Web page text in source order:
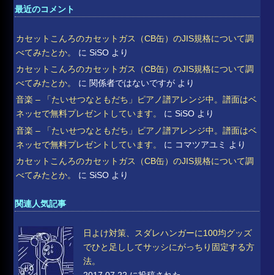
最近のコメント
カセットこんろのカセットガス（CB缶）のJIS規格について調
べてみたとか。
にSiSO より
カセットこんろのカセットガス（CB缶）のJIS規格について調
べてみたとか。
に 関係者ではないですが より
音楽 – 「たいせつなともだち」ピアノ譜アレンジ中。譜面はベ
ネッセで無料プレゼントしています。
にSiSO より
音楽 – 「たいせつなともだち」ピアノ譜アレンジ中。譜面はベ
ネッセで無料プレゼントしています。
に コマツアユミ
より
カセットこんろのカセットガス（CB缶）のJIS規格について調
べてみたとか。
にSiSO より
関連人気記事
日よけ対策、スダレハンガーに100均グッズ
でひと足ししてサッシにがっちり固定する方
法。